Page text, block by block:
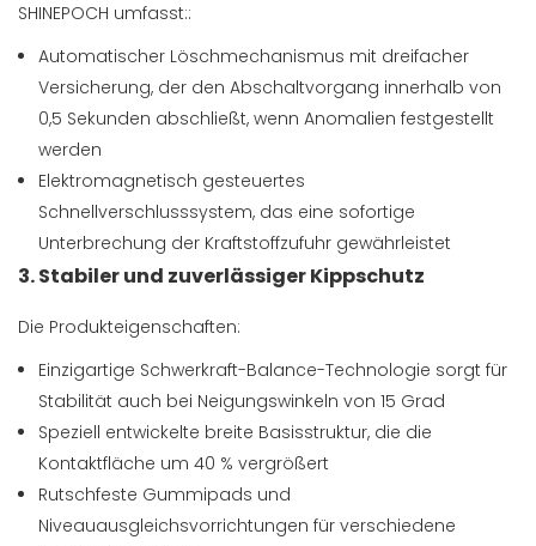
SHINEPOCH umfasst::
Automatischer Löschmechanismus mit dreifacher
Versicherung, der den Abschaltvorgang innerhalb von
0,5 Sekunden abschließt, wenn Anomalien festgestellt
werden
Elektromagnetisch gesteuertes
Schnellverschlusssystem, das eine sofortige
Unterbrechung der Kraftstoffzufuhr gewährleistet
3. Stabiler und zuverlässiger Kippschutz
Die Produkteigenschaften:
Einzigartige Schwerkraft-Balance-Technologie sorgt für
Stabilität auch bei Neigungswinkeln von 15 Grad
Speziell entwickelte breite Basisstruktur, die die
Kontaktfläche um 40 % vergrößert
Rutschfeste Gummipads und
Niveauausgleichsvorrichtungen für verschiedene